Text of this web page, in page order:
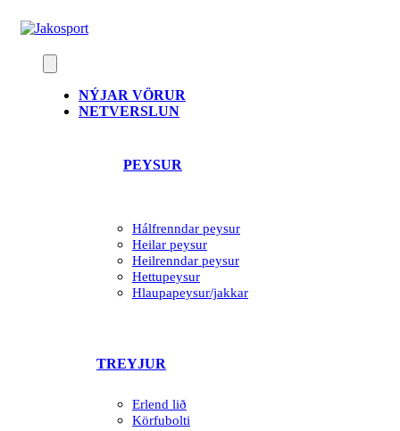
NÝJAR VÖRUR
NETVERSLUN
PEYSUR
Hálfrenndar peysur
Heilar peysur
Heilrenndar peysur
Hettupeysur
Hlaupapeysur/jakkar
TREYJUR
Erlend lið
Körfubolti